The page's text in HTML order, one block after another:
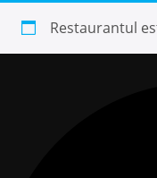
Restaurantul